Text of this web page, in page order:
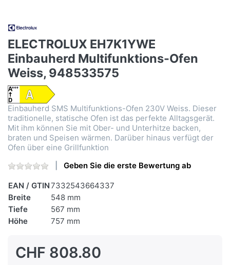
ELECTROLUX EH7K1YWE
Einbauherd Multifunktions-Ofen
Weiss, 948533575
Einbauherd SMS Multifunktions-Ofen 230V Weiss. Dieser
traditionelle, statische Ofen ist das perfekte Alltagsgerät.
Mit ihm können Sie mit Ober- und Unterhitze backen,
braten und Speisen wärmen. Darüber hinaus verfügt der
Ofen über eine Grillfunktion
Geben Sie die erste Bewertung ab
EAN / GTIN7332543664337
Breite
548 mm
Tiefe
567 mm
Höhe
757 mm
CHF 808.80